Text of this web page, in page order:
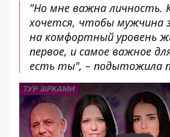
"Но мне важна личность.
хочется, чтобы мужчина
на комфортный уровень
первое, и самое важное
есть ты", – подытожила